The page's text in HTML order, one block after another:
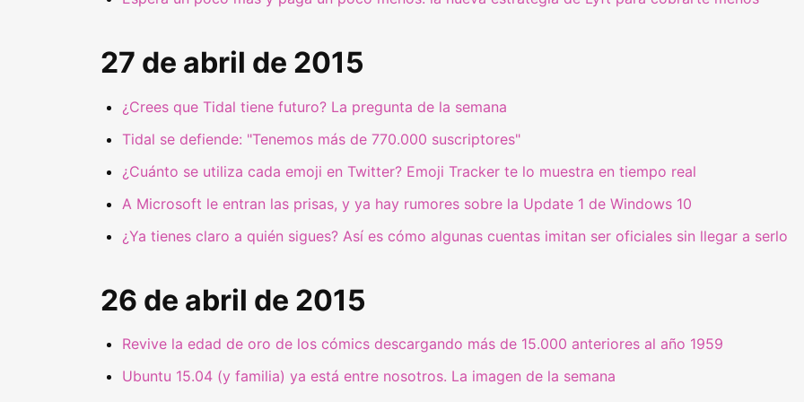
27 de abril de 2015
¿Crees que Tidal tiene futuro? La pregunta de la semana
Tidal se defiende: "Tenemos más de 770.000 suscriptores"
¿Cuánto se utiliza cada emoji en Twitter? Emoji Tracker te lo muestra en tiempo real
A Microsoft le entran las prisas, y ya hay rumores sobre la Update 1 de Windows 10
¿Ya tienes claro a quién sigues? Así es cómo algunas cuentas imitan ser oficiales sin llegar a serlo
26 de abril de 2015
Revive la edad de oro de los cómics descargando más de 15.000 anteriores al año 1959
Ubuntu 15.04 (y familia) ya está entre nosotros. La imagen de la semana